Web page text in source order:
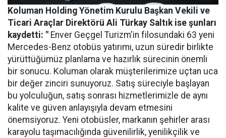
Koluman Holding Yönetim Kurulu Başkan Vekili ve
Ticari Araçlar Direktörü Ali Türkay Saltık ise şunları
kaydetti: " Enver Geçgel Turizm'in filosundaki 63 yeni
Mercedes-Benz otobüs yatırımı, uzun süredir birlikte
yürüttüğümüz planlama ve hazırlık sürecinin önemli
bir sonucu. Koluman olarak müşterilerimize uçtan uca
bir değer zinciri sunuyoruz. Satış süreciyle başlayan
bu yolculuğun, satış sonrası hizmetlerimizle de aynı
kalite ve güven anlayışıyla devam etmesini
önemsiyoruz. Yeni otobüsler, markanın şehirler arası
karayolu taşımacılığında güvenilirlik, yenilikçilik ve